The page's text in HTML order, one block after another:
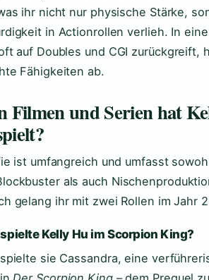
ihr nicht nur physische Stärke,
in Actionrollen verlieh. In
auf Doubles und CGI zurückgreift,
Fähigkeiten ab.
Filmen und Serien hat
ist umfangreich und umfasst
als auch
gelang ihr mit zwei Rollen im Jahr
Kelly Hu im Scorpion King?
sie Cassandra, eine